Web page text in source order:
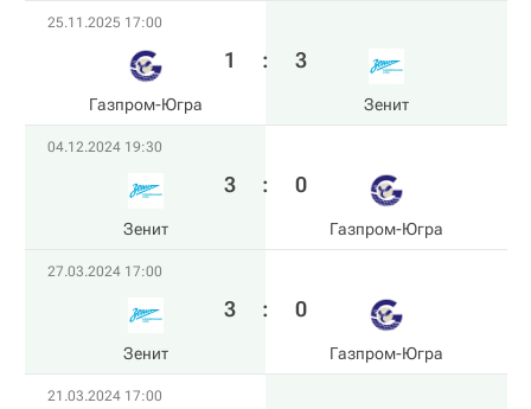
25.11.2025 17:00
Газпром-Югра
1 : 3
Зенит
04.12.2024 19:30
Зенит
3 : 0
Газпром-Югра
27.03.2024 17:00
Зенит
3 : 0
Газпром-Югра
21.03.2024 17:00